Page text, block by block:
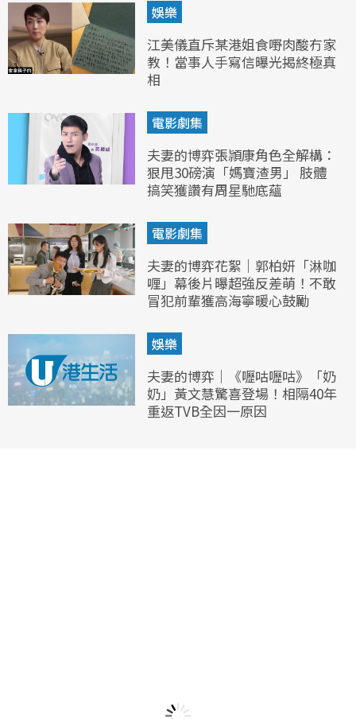
娛樂
江美儀直斥某港姐食嘢肉酸冇家
教！當事人手寫信曝光揭終極真
相
電影劇集
夫妻的博弈張頴康角色全解構：
狠甩30磅演「媽寶渣男」 肢體
搞笑獲讚有周星馳底蘊
電影劇集
夫妻的博弈花絮｜郭柏妍「淋咖
喱」幕後片曝超強反差萌！不敢
冒犯前輩獲高海寧暖心鼓勵
娛樂
夫妻的博弈｜《嚦咕嚦咕》「奶
奶」黃文慧驚喜登場！相隔40年
重返TVB全因一原因